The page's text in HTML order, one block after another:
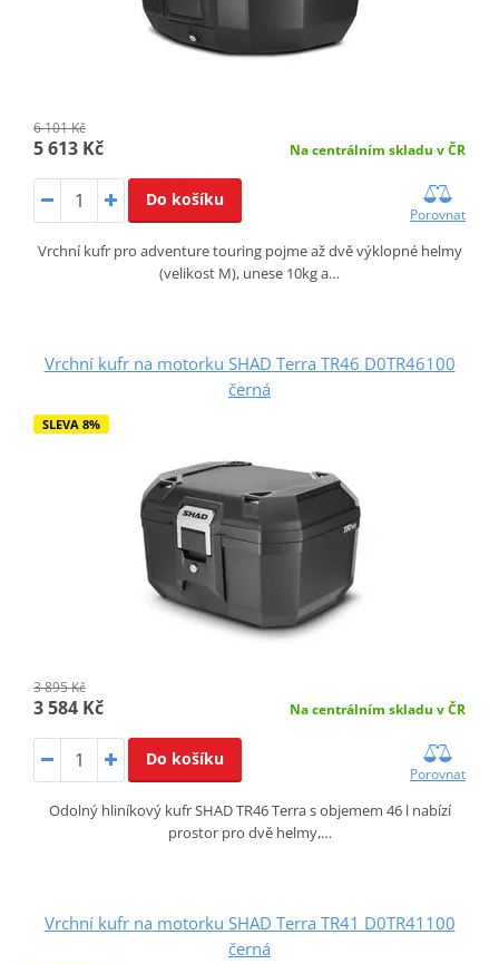
6 101 Kč
5 613 Kč Na centrálním skladu v ČR
Do košíku
Porovnat
Vrchní kufr pro adventure touring pojme až dvě výklopné helmy
(velikost M), unese 10kg a…
Vrchní kufr na motorku SHAD Terra TR46 D0TR46100
černá
SLEVA 8%
3 895 Kč
3 584 Kč Na centrálním skladu v ČR
Do košíku
Porovnat
Odolný hliníkový kufr SHAD TR46 Terra s objemem 46 l nabízí
prostor pro dvě helmy,…
Vrchní kufr na motorku SHAD Terra TR41 D0TR41100
černá